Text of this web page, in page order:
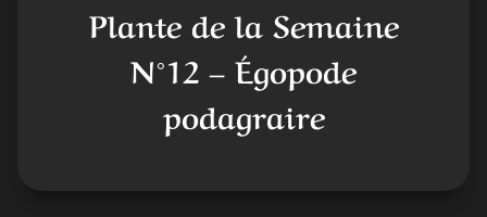
Plante de la Semaine
N°12 – Égopode
podagraire